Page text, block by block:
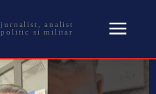
jurnalist, analist
politic si militar